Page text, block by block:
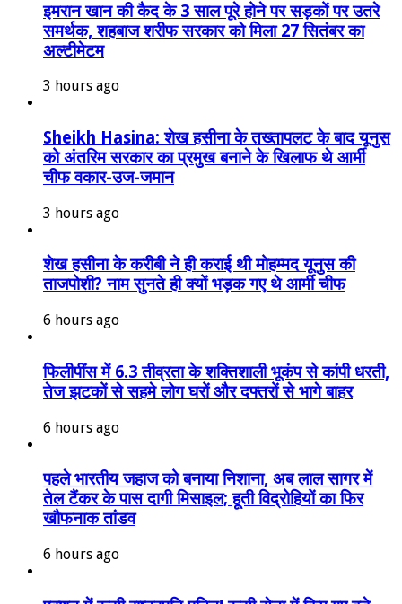
इमरान खान की कैद के 3 साल पूरे होने पर सड़कों पर उतरे
समर्थक, शहबाज शरीफ सरकार को मिला 27 सितंबर का
अल्टीमेटम
3 hours ago
Sheikh Hasina: शेख हसीना के तख्तापलट के बाद यूनुस
को अंतरिम सरकार का प्रमुख बनाने के खिलाफ थे आर्मी
चीफ वकार-उज-जमान
3 hours ago
शेख हसीना के करीबी ने ही कराई थी मोहम्मद यूनुस की
ताजपोशी? नाम सुनते ही क्यों भड़क गए थे आर्मी चीफ
6 hours ago
फिलीपींस में 6.3 तीव्रता के शक्तिशाली भूकंप से कांपी धरती,
तेज झटकों से सहमे लोग घरों और दफ्तरों से भागे बाहर
6 hours ago
पहले भारतीय जहाज को बनाया निशाना, अब लाल सागर में
तेल टैंकर के पास दागी मिसाइल; हूती विद्रोहियों का फिर
खौफनाक तांडव
6 hours ago